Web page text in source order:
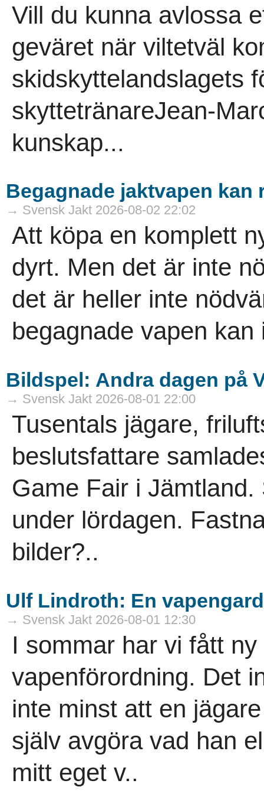
Vill du kunna avlossa
geväret när viltetväl
skidskyttelandslagets
skyttetränareJean-
kunskap...
Begagnade jaktvapen kan
→ Svensk Jakt 2026-08-02 22:02
Att köpa en komplett
dyrt. Men det är inte
det är heller inte
­begagnade vapen
Bildspel: Andra dagen på
→ Svensk Jakt 2026-08-01 22:00
Tusentals jägare,
beslutsfattare
Game Fair i
under lördagen.
bilder?..
Ulf Lindroth: En
→ Svensk Jakt 2026-08-01 12:30
I sommar har vi fått
vapenförordning. Det
inte minst att en
själv avgöra vad han
mitt eget v..